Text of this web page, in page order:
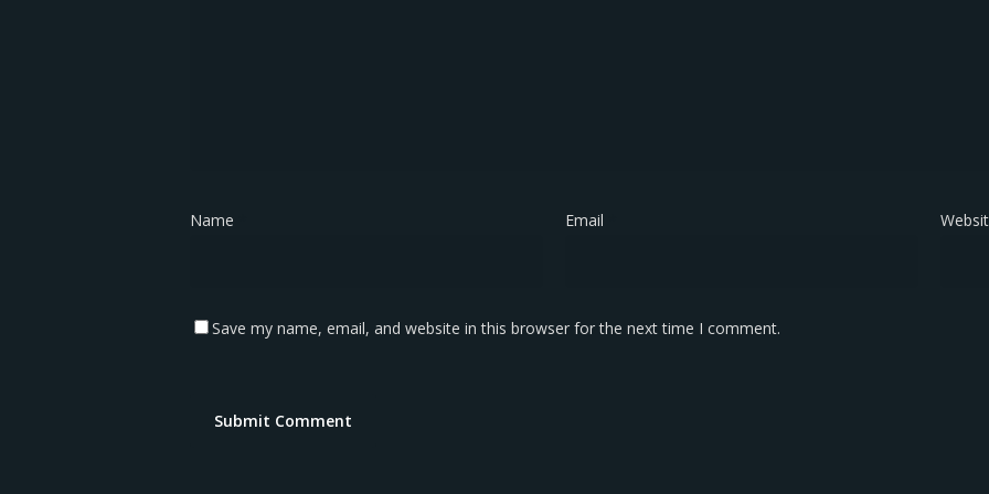
Name Email
Save my name, email, and website in this browser for the next time I comment.